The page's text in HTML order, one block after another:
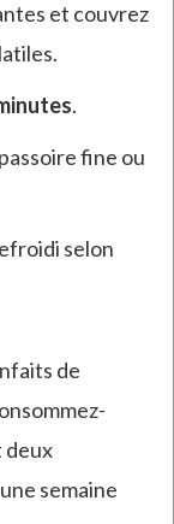
et couvrez
.
fine ou
selon
de
deux
semaine